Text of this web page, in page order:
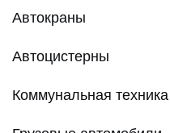
Автокраны
Автоцистерны
Коммунальная техника